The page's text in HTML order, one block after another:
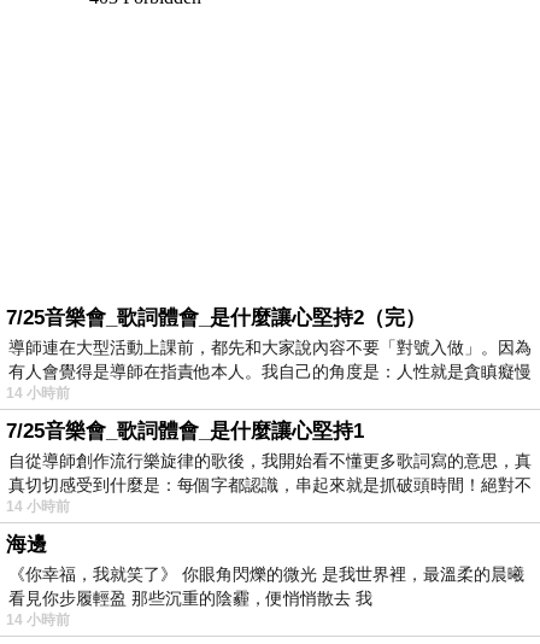
7/25音樂會_歌詞體會_是什麼讓心堅持2（完）
導師連在大型活動上課前，都先和大家說內容不要「對號入做」。因為
有人會覺得是導師在指責他本人。我自己的角度是：人性就是貪瞋癡慢
14 小時前
7/25音樂會_歌詞體會_是什麼讓心堅持1
自從導師創作流行樂旋律的歌後，我開始看不懂更多歌詞寫的意思，真
真切切感受到什麼是：每個字都認識，串起來就是抓破頭時間！絕對不
14 小時前
海邊
《你幸福，我就笑了》 你眼角閃爍的微光 是我世界裡，最溫柔的晨曦
看見你步履輕盈 那些沉重的陰霾，便悄悄散去 我
14 小時前